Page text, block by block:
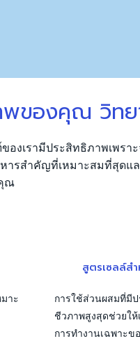
ของคุณ วิทย
งเรามีประสิทธิภาพเพรา
หารสำคัญที่เหมาะสมที่สุด
ณ
าะ
สูตรเซลล์ส
การใช้ส่วนผสมที่มี
ชีวภาพสูงสุดช่วยให้
การทำงานเฉพาะข